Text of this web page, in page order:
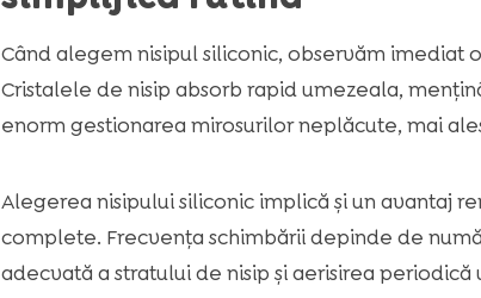
Când alegem nisipul siliconic, observăm imediat
Cristalele de nisip absorb rapid umezeala,
enorm gestionarea mirosurilor neplăcute, mai
Alegerea nisipului siliconic implică și un avantaj
complete. Frecvența schimbării depinde de
adecvată a stratului de nisip și aerisirea periodică